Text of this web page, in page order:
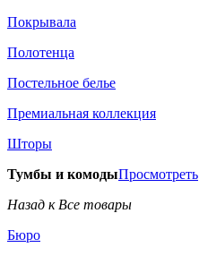
Покрывала
Полотенца
Постельное белье
Премиальная коллекция
Шторы
Тумбы и комодыПросмотреть
Назад к Все товары
Бюро